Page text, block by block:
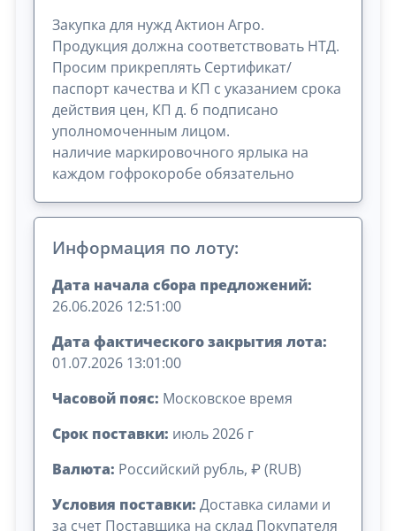
Закупка для нужд Актион Агро.
Продукция должна соответствовать НТД.
Просим прикреплять Сертификат/
паспорт качества и КП с указанием срока
действия цен, КП д. б подписано
уполномоченным лицом.
наличие маркировочного ярлыка на
каждом гофрокоробе обязательно
Информация по лоту:
Дата начала сбора предложений:
26.06.2026 12:51:00
Дата фактического закрытия лота:
01.07.2026 13:01:00
Часовой пояс: Московское время
Срок поставки: июль 2026 г
Валюта: Российский рубль, ₽ (RUB)
Условия поставки: Доставка силами и
за счет Поставщика на склад Покупателя